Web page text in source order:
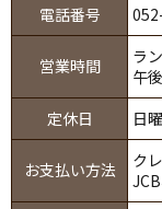
電話番号
営業時間
ラ
午
定休日
日
お支払い方法
ク